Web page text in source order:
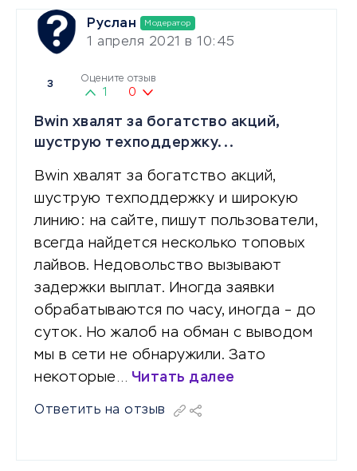
Руслан Модератор
1 апреля 2021 в 10:45
3
Оцените отзыв
1 0
Bwin хвалят за богатство акций,
шуструю техподдержку...
Bwin хвалят за богатство акций,
шуструю техподдержку и широкую
линию: на сайте, пишут пользователи,
всегда найдется несколько топовых
лайвов. Недовольство вызывают
задержки выплат. Иногда заявки
обрабатываются по часу, иногда – до
суток. Но жалоб на обман с выводом
мы в сети не обнаружили. Зато
некоторые… Читать далее
Ответить на отзыв